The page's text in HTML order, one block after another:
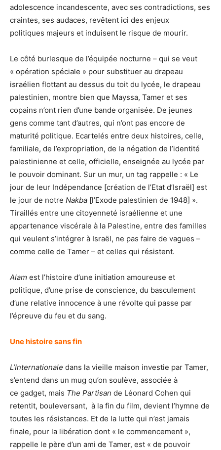
adolescence incandescente, avec ses contradictions, ses
craintes, ses audaces, revêtent ici des enjeux
politiques majeurs et induisent le risque de mourir.
Le côté burlesque de l’équipée nocturne – qui se veut
« opération spéciale » pour substituer au drapeau
israélien flottant au dessus du toit du lycée, le drapeau
palestinien, montre bien que Mayssa, Tamer et ses
copains n’ont rien d’une bande organisée. De jeunes
gens comme tant d’autres, qui n’ont pas encore de
maturité politique. Ecartelés entre deux histoires, celle,
familiale, de l’expropriation, de la négation de l’identité
palestinienne et celle, officielle, enseignée au lycée par
le pouvoir dominant. Sur un mur, un tag rappelle : « Le
jour de leur Indépendance [création de l’Etat d’Israël] est
le jour de notre Nakba [l’Exode palestinien de 1948] ».
Tiraillés entre une citoyenneté israélienne et une
appartenance viscérale à la Palestine, entre des familles
qui veulent s’intégrer à Israël, ne pas faire de vagues –
comme celle de Tamer – et celles qui résistent.
Alam est l’histoire d’une initiation amoureuse et
politique, d’une prise de conscience, du basculement
d’une relative innocence à une révolte qui passe par
l’épreuve du feu et du sang.
Une histoire sans fin
L’Internationale dans la vieille maison investie par Tamer,
s’entend dans un mug qu’on soulève, associée à
ce gadget, mais The Partisan de Léonard Cohen qui
retentit, bouleversant, à la fin du film, devient l’hymne de
toutes les résistances. Et de la lutte qui n’est jamais
finale, pour la libération dont « le commencement »,
rappelle le père d’un ami de Tamer, est « de pouvoir